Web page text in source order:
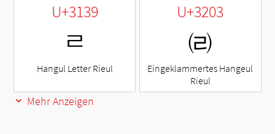
U+3139
ㄹ
Hangul Letter Rieul
U+3203
㈃
Eingeklammertes Hangeul
Rieul
Mehr Anzeigen